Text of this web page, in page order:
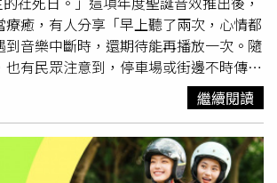
號，而是持續不斷的陪伴！」
療癒，有人分享「早上聽了兩次，心情都
到音樂中斷時，還期待能再播放一次。隨
有民眾注意到，停車場或街邊不時傳出
律，形容氣氛相當溫馨。不過，這份驚喜
車主而言，卻成了不小的壓力。有不少人
發動時，突如其來的音樂讓自己瞬間成為
呼相當尷尬。相關討論在網路上掀起共
「一年一度的Gogoro 車主社死日」、
繼續閱讀